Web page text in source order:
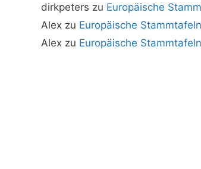
dirkpeters zu Europäische
Alex zu Europäische Stammtafeln
Alex zu Europäische Stammtafeln